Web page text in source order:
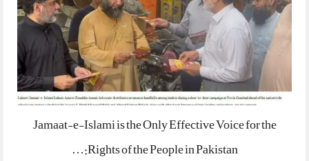
Jamaat-e-Islami is the Only Effective Voice for the
Rights of the People in Pakistan:…